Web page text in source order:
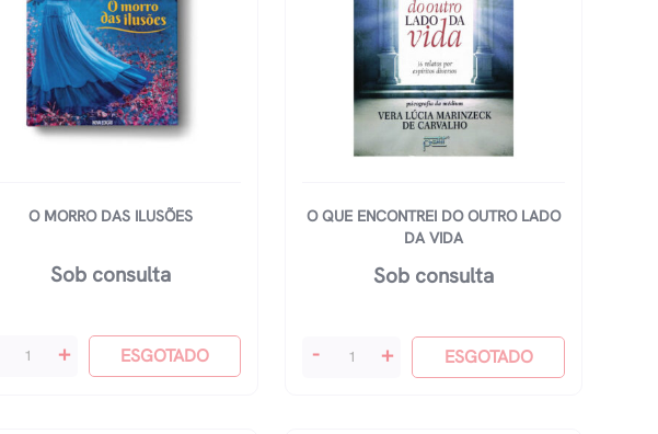
O MORRO DAS ILUSÕES
Sob consulta
+ ESGOTADO
O QUE ENCONTREI DO OUTRO LADO
DA VIDA
Sob consulta
O- + ESGOTADO